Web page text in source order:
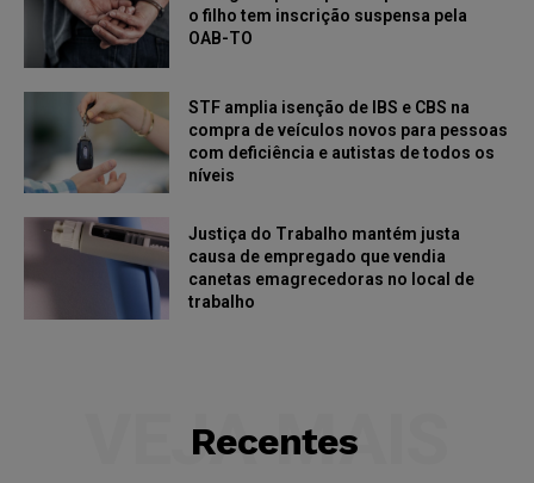
o filho tem inscrição suspensa pela
OAB-TO
STF amplia isenção de IBS e CBS na
compra de veículos novos para pessoas
com deficiência e autistas de todos os
níveis
Justiça do Trabalho mantém justa
causa de empregado que vendia
canetas emagrecedoras no local de
trabalho
Recentes
VEJA MAIS